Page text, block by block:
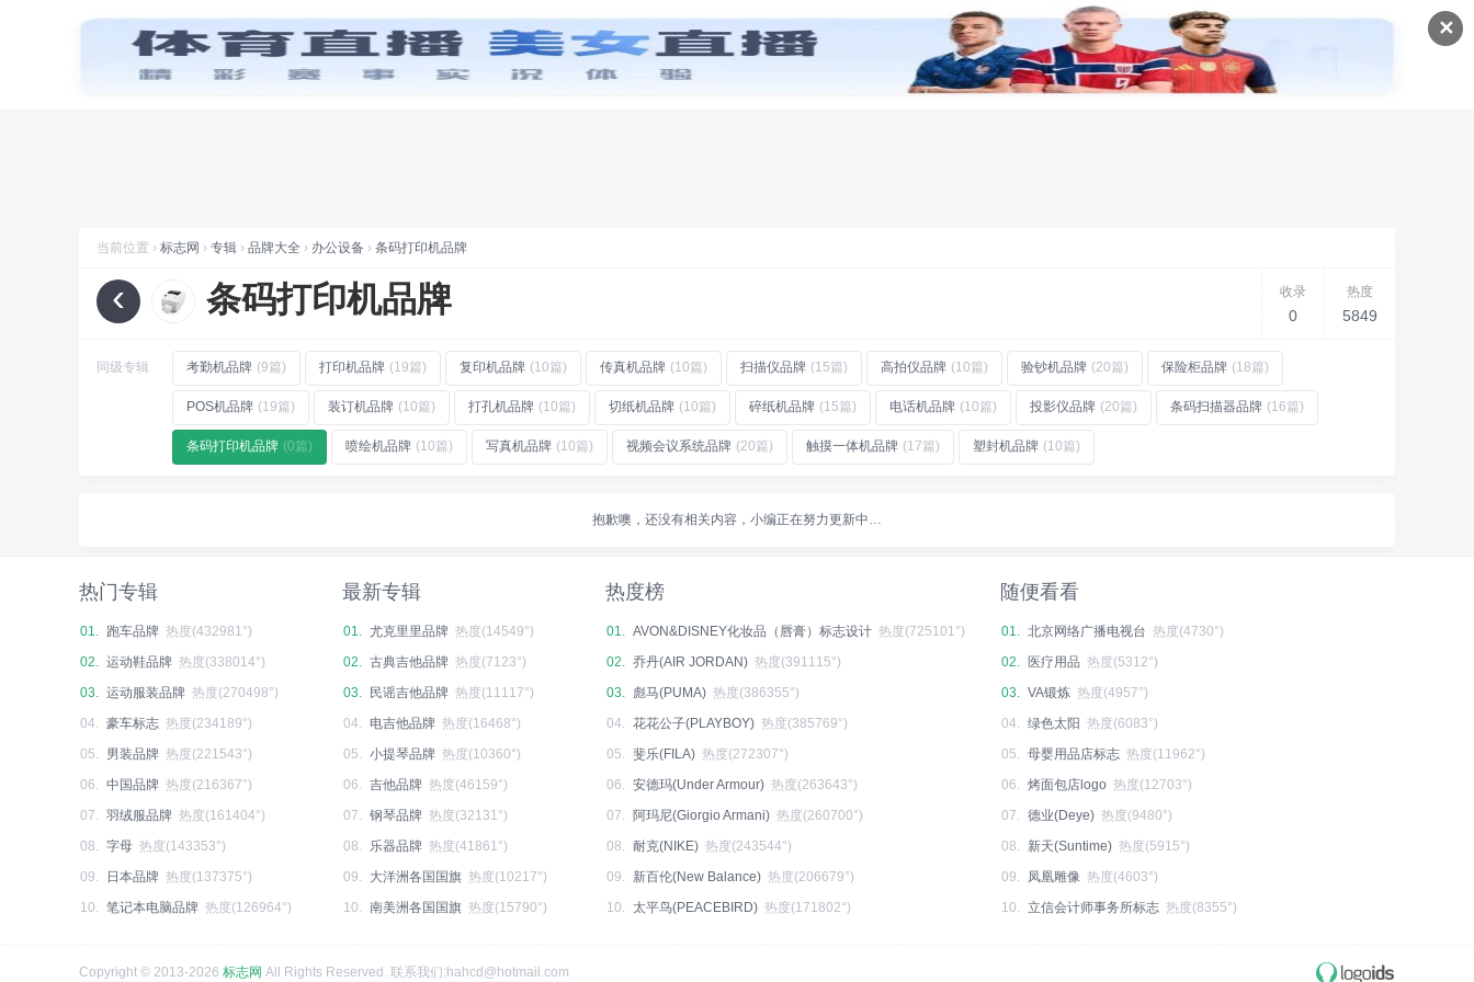
✕
首页 品牌 创意 字体 工具
推荐专辑 跑车品牌 (28) 玻璃门品牌 (24) 水槽品牌
标志网WAP版已上线，手机也能访问
数据 标志网已累计超过 78,992,492 次浏览
找品牌、找标志就到标志网
当前位置 › 标志网 › 专辑 › 品牌大全 › 办公设备 › 条码打印机品牌
‹ 条码打印机品牌 收录
0
热度
5849
同级专辑 考勤机品牌 (9篇) 打印机品牌 (19篇) 复印机品牌 (10篇) 传真机品牌 (10篇) 扫描仪品牌 (15篇) 高拍仪品牌 (10篇) 验钞机品牌 (20篇) 保险柜品牌 (18篇)
POS机品牌 (19篇) 装订机品牌 (10篇) 打孔机品牌 (10篇) 切纸机品牌 (10篇) 碎纸机品牌 (15篇) 电话机品牌 (10篇) 投影仪品牌 (20篇) 条码扫描器品牌 (16篇)
条码打印机品牌 (0篇) 喷绘机品牌 (10篇) 写真机品牌 (10篇) 视频会议系统品牌 (20篇) 触摸一体机品牌 (17篇) 塑封机品牌 (10篇)
抱歉噢，还没有相关内容，小编正在努力更新中…
热门专辑
01. 跑车品牌 热度(432981°)
02. 运动鞋品牌 热度(338014°)
03. 运动服装品牌 热度(270498°)
04. 豪车标志 热度(234189°)
05.
男装品牌 热度(221543°)
06. 中国品牌 热度(216367°)
07. 羽绒服品牌 热度(161404°)
08. 字母 热度(143353°)
09.
日本品牌 热度(137375°)
10. 笔记本电脑品牌 热度(126964°)
最新专辑
01. 尤克里里品牌 热度(14549°)
02. 古典吉他品牌 热度(7123°)
03.
民谣吉他品牌 热度(11117°)
04.
电吉他品牌 热度(16468°)
05. 小提琴品牌 热度(10360°)
06. 吉他品牌 热度(46159°)
07. 钢琴品牌 热度(32131°)
08.
乐器品牌 热度(41861°)
09.
大洋洲各国国旗 热度(10217°)
10. 南美洲各国国旗 热度(15790°)
热度榜
01. AVON&DISNEY化妆品（唇膏）标志设计 热度(725101°)
02. 乔丹(AIR JORDAN) 热度(391115°)
03. 彪马(PUMA) 热度(386355°)
04. 花花公子(PLAYBOY) 热度(385769°)
05. 斐乐(FILA) 热度(272307°)
06. 安德玛(Under Armour) 热度(263643°)
07.
阿玛尼(Giorgio Armani) 热度(260700°)
08. 耐克(NIKE) 热度(243544°)
09.
新百伦(New Balance) 热度(206679°)
10. 太平鸟(PEACEBIRD) 热度(171802°)
随便看看
01. 北京网络广播电视台 热度(4730°)
02.
医疗用品 热度(5312°)
03. VA锻炼 热度(4957°)
04. 绿色太阳 热度(6083°)
05. 母婴用品店标志 热度(11962°)
06. 烤面包店logo 热度(12703°)
07. 德业(Deye) 热度(9480°)
08.
新天(Suntime) 热度(5915°)
09.
凤凰雕像 热度(4603°)
10. 立信会计师事务所标志 热度(8355°)
Copyright © 2013-2026 标志网 All Rights Reserved. 联系我们:hahcd@hotmail.com